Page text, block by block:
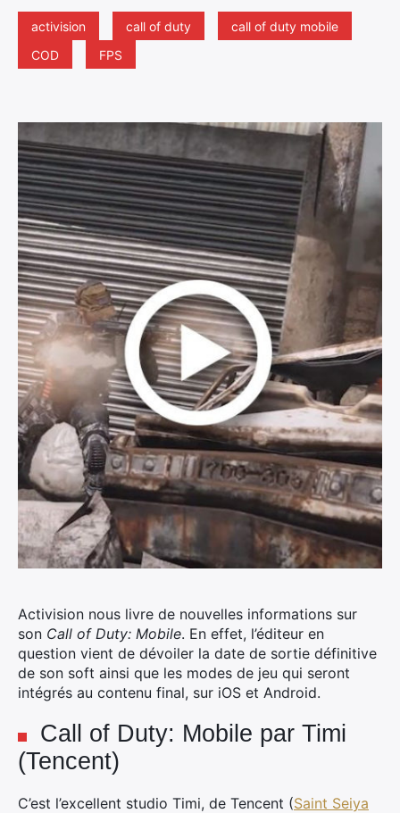
activision call of duty
call of duty mobile
COD
FPS
Activision nous livre de nouvelles informations sur
son Call of Duty: Mobile. En effet, l’éditeur en
question vient de dévoiler la date de sortie définitive
de son soft ainsi que les modes de jeu qui seront
intégrés au contenu final, sur iOS et Android.
Call of Duty: Mobile par Timi
(Tencent)
C’est l’excellent studio Timi, de Tencent (Saint Seiya